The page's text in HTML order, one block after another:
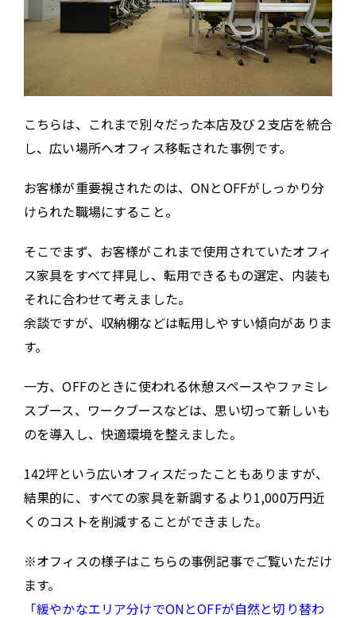
こちらは、これまで別々だった本店及び２支店を統合
し、広い場所へオフィス移転された事例です。
お客様が重要視されたのは、ONとOFFがしっかり分
けられた職場にすること。
そこでまず、お客様がこれまで使用されていたオフィ
ス家具をすべて拝見し、転用できるもの選定、内装も
それに合わせて考えました。
余談ですが、収納棚などは転用しやすい傾向がありま
す。
一方、OFFのときに使われる休憩スペースやファミレ
スブース、ワークブースなどは、思い切って新しいも
のを導入し、快適環境を整えました。
142坪という広いオフィスだったこともありますが、
結果的に、すべての家具を新調するより1,000万円近
くのコストを削減することができました。
※オフィスの様子はこちらの事例記事でご覧いただけ
ます。
「緩やかなエリア分けでONとOFFが自然と切り替わ